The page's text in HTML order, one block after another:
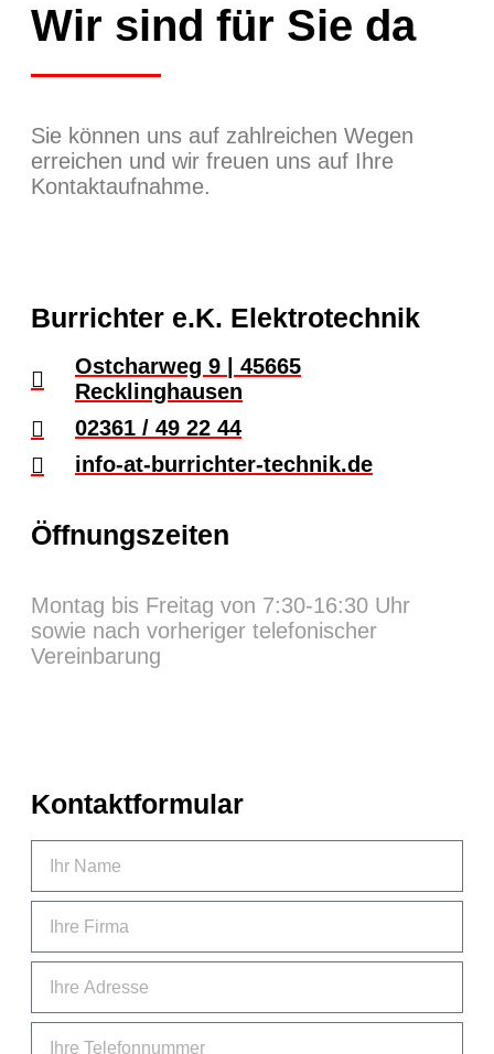
Wir sind für Sie da
Sie können uns auf zahlreichen Wegen
erreichen und wir freuen uns auf Ihre
Kontaktaufnahme.
Burrichter e.K. Elektrotechnik
Ostcharweg 9 | 45665
Recklinghausen​
02361 / 49 22 44​
info-at-burrichter-technik.de​
Öffnungszeiten
Montag bis Freitag von 7:30-16:30 Uhr
sowie nach vorheriger telefonischer
Vereinbarung​
Kontaktformular